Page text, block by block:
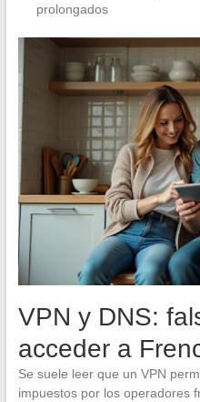
prolongados
VPN y DNS:
acceder a
Se suele leer que un VPN
impuestos por los operadores